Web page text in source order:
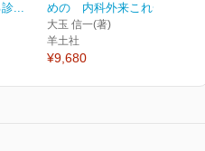
...
めの 内科外来これ一冊...
大玉 信一(著)
羊土社
¥9,680